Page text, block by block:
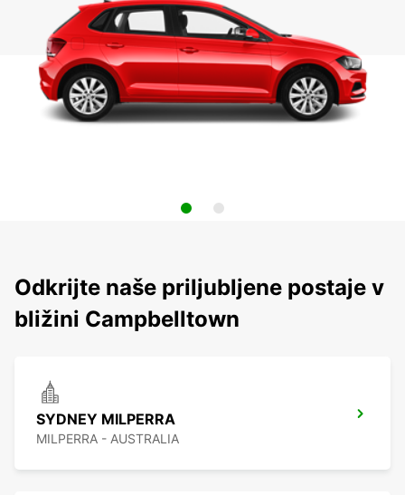
Odkrijte naše priljubljene postaje v
bližini Campbelltown
SYDNEY MILPERRA
MILPERRA - AUSTRALIA